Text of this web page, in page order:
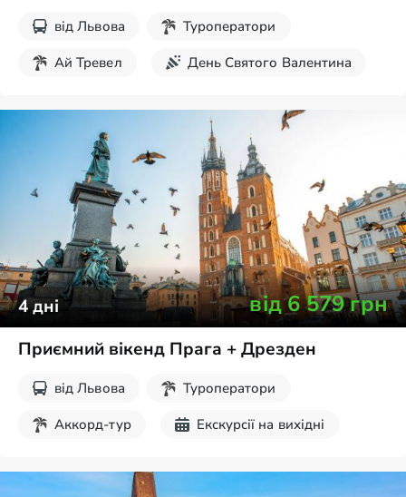
від Львова
Туроператори
Ай Тревел
День Святого Валентина
Новорічні тури
Екскурсії на вихідні
4дні від6 579грн
Приємний вікенд Прага + Дрезден
від Львова
Туроператори
Аккорд-тур
Екскурсії на вихідні